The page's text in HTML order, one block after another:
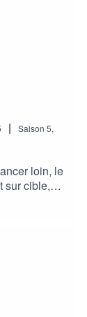
| Saison 5,
loin, le
sur cible,
loin,
en
: Funky